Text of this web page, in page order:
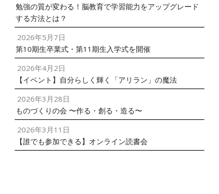
勉強の質が変わる！脳教育で学習能力をアップグレード
する方法とは？
2026年5月7日
第10期生卒業式・第11期生入学式を開催
2026年4月2日
【イベント】自分らしく輝く「アリラン」の魔法
2026年3月28日
ものづくりの会 〜作る・創る・造る〜
2026年3月11日
【誰でも参加できる】オンライン読書会